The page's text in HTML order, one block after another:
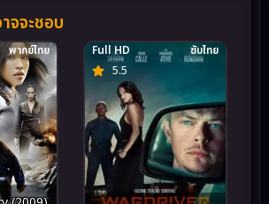
จะชอบ
พากย์ไทย
5.5
Full HD ซับไทย